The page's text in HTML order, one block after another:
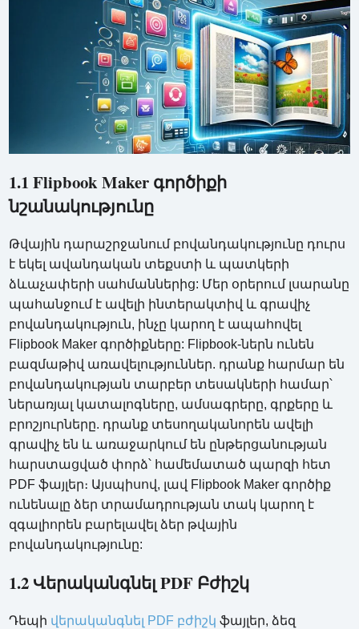
1.1 Flipbook Maker գործիքի
նշանակությունը
Թվային դարաշրջանում բովանդակությունը դուրս
է եկել ավանդական տեքստի և պատկերի
ձևաչափերի սահմաններից: Մեր օրերում լսարանը
պահանջում է ավելի ինտերակտիվ և գրավիչ
բովանդակություն, ինչը կարող է ապահովել
Flipbook Maker գործիքները: Flipbook-ներն ունեն
բազմաթիվ առավելություններ. դրանք հարմար են
բովանդակության տարբեր տեսակների համար՝
ներառյալ կատալոգները, ամսագրերը, գրքերը և
բրոշյուրները. դրանք տեսողականորեն ավելի
գրավիչ են և առաջարկում են ընթերցանության
հարստացված փորձ՝ համեմատած պարզի հետ
PDF ֆայլեր։ Այսպիսով, լավ Flipbook Maker գործիք
ունենալը ձեր տրամադրության տակ կարող է
զգալիորեն բարելավել ձեր թվային
բովանդակությունը:
1.2 Վերականգնել PDF Բժիշկ
Դեպի վերականգնել PDF բժիշկ ֆայլեր, ձեզ